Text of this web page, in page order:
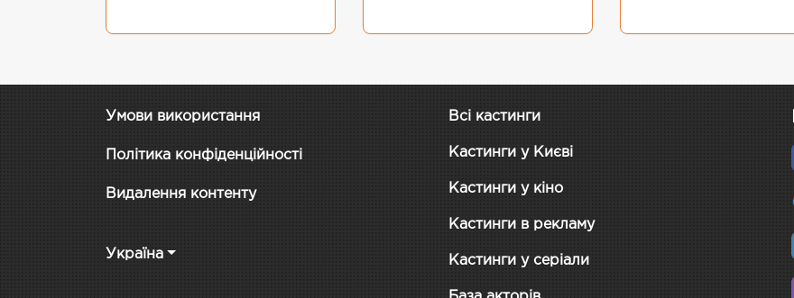
Умови використання
Політика конфіденційності
Видалення контенту
Україна
Всі кастинги
Кастинги у Києві
Кастинги у кіно
Кастинги в рекламу
Кастинги у серіали